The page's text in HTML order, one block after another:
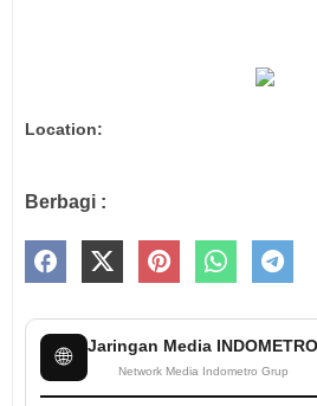
Location:
Berbagi :
🌐 Jaringan Media INDOMETRO
Network Media Indometro Grup